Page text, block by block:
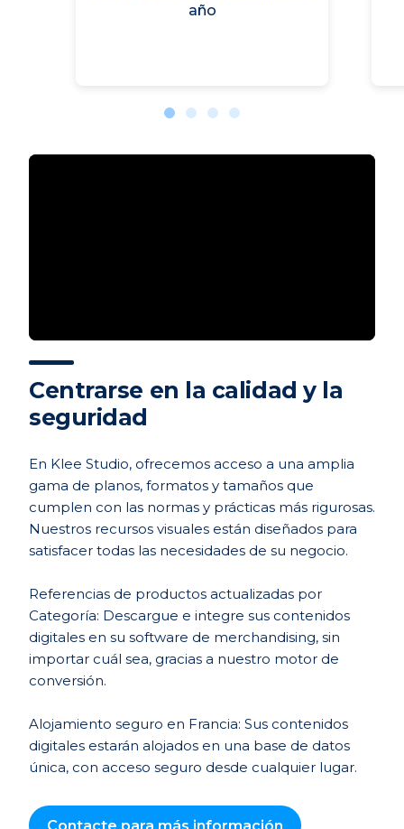
año
Centrarse en la calidad y la
seguridad
En Klee Studio, ofrecemos acceso a una amplia
gama de planos, formatos y tamaños que
cumplen con las normas y prácticas más rigurosas.
Nuestros recursos visuales están diseñados para
satisfacer todas las necesidades de su negocio.
Referencias de productos actualizadas por
Categoría: Descargue e integre sus contenidos
digitales en su software de merchandising, sin
importar cuál sea, gracias a nuestro motor de
conversión.
Alojamiento seguro en Francia: Sus contenidos
digitales estarán alojados en una base de datos
única, con acceso seguro desde cualquier lugar.